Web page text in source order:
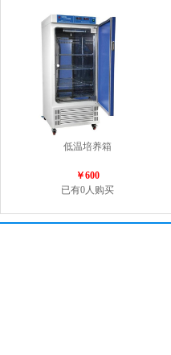
低温培养箱
￥600
已有0人购买